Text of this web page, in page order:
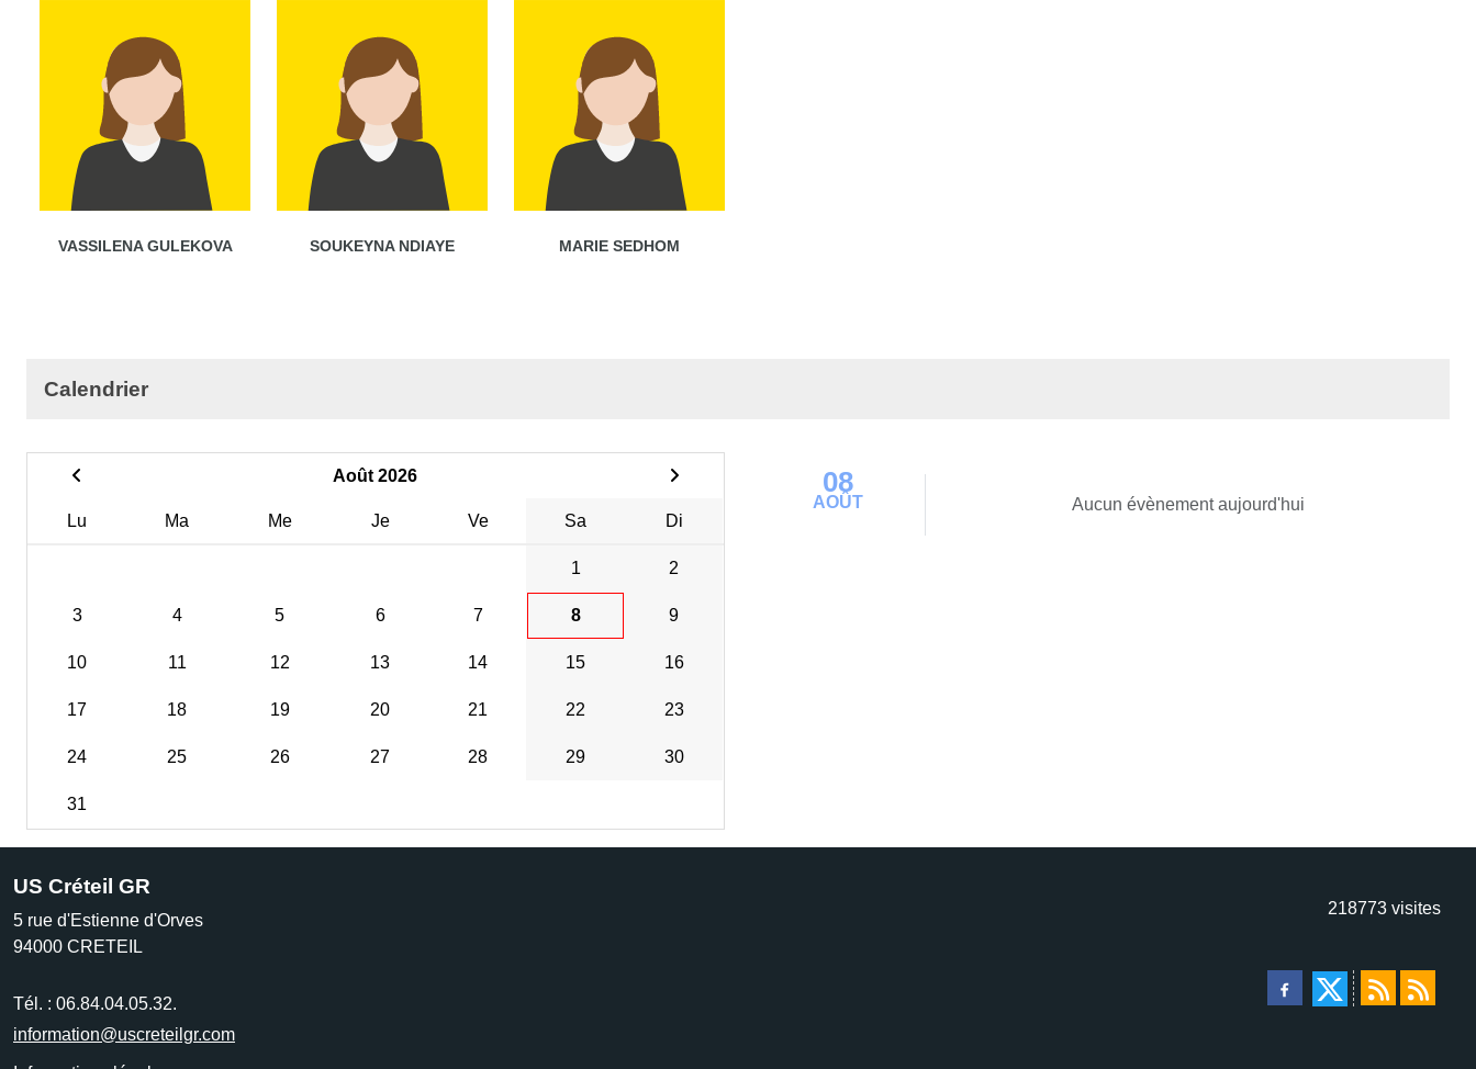
VASSILENA GULEKOVA SOUKEYNA NDIAYE MARIE SEDHOM
Calendrier
Août 2026
Lu Ma Me Je Ve Sa Di
1 2
3 4 5 6 7 8 9
10 11 12 13 14 15 16
17 18 19 20 21 22 23
24 25 26 27 28 29 30
31
08
AOÛT Aucun évènement aujourd'hui
US Créteil GR
5 rue d'Estienne d'Orves
94000 CRETEIL
Tél. : 06.84.04.05.32.
information@uscreteilgr.com
218773 visites